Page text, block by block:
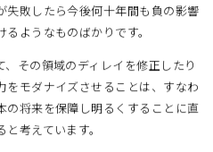
失敗したら今後何十年間も負の影響
るようなものばかりです。
、その領域のディレイを修正したり
をモダナイズさせることは、すなわ
の将来を保障し明るくすることに直
と考えています。